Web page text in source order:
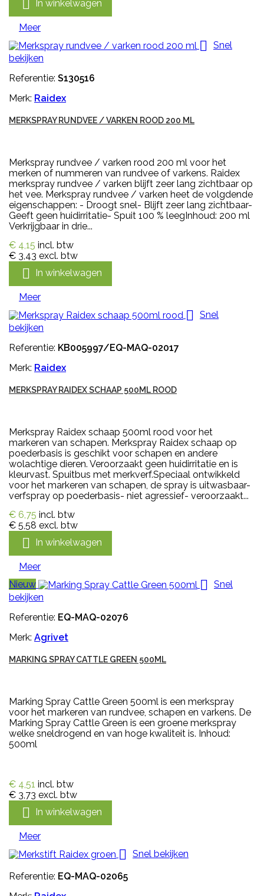
In winkelwagen
Meer
 Snel
bekijken
Referentie: S130516
Merk: Raidex
MERKSPRAY RUNDVEE / VARKEN ROOD 200 ML
Merkspray rundvee / varken rood 200 ml voor het
merken of nummeren van rundvee of varkens. Raidex
merkspray rundvee / varken blijft zeer lang zichtbaar op
het vee. Merkspray rundvee / varken heet de volgdende
eigenschappen: - Droogt snel- Blijft zeer lang zichtbaar-
Geeft geen huidirritatie- Spuit 100 % leegInhoud: 200 ml
Verkrijgbaar in drie...
€ 4,15 incl. btw
€ 3,43 excl. btw
 In winkelwagen
Meer
 Snel
bekijken
Referentie: KB005997/EQ-MAQ-02017
Merk: Raidex
MERKSPRAY RAIDEX SCHAAP 500ML ROOD
Merkspray Raidex schaap 500ml rood voor het
markeren van schapen. Merkspray Raidex schaap op
poederbasis is geschikt voor schapen en andere
wolachtige dieren. Veroorzaakt geen huidirritatie en is
kleurvast. Spuitbus met merkverf.Speciaal ontwikkeld
voor het markeren van schapen, de spray is uitwasbaar-
verfspray op poederbasis- niet agressief- veroorzaakt...
€ 6,75 incl. btw
€ 5,58 excl. btw
 In winkelwagen
Meer
Nieuw
 Snel
bekijken
Referentie: EQ-MAQ-02076
Merk: Agrivet
MARKING SPRAY CATTLE GREEN 500ML
Marking Spray Cattle Green 500ml is een merkspray
voor het markeren van rundvee, schapen en varkens. De
Marking Spray Cattle Green is een groene merkspray
welke sneldrogend en van hoge kwaliteit is. Inhoud:
500ml
€ 4,51 incl. btw
€ 3,73 excl. btw
 In winkelwagen
Meer
 Snel bekijken
Referentie: EQ-MAQ-02065